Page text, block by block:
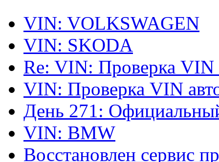
VIN: VOLKSWAGEN
VIN: SKODA
Re: VIN: Проверка VIN
VIN: Проверка VIN
День 271:
VIN: BMW
Восстановлен сервис